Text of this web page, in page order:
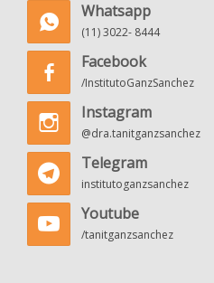
Whatsapp
(11) 3022- 8444
Facebook
/InstitutoGanzSanchez
Instagram
@dra.tanitganzsanchez
Telegram
institutoganzsanchez
Youtube
/tanitganzsanchez